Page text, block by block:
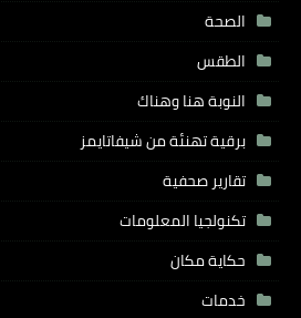
الصحة
الطقس
النوبة هنا وهناك
برقية تهنئة من شيفاتايمز
تقارير صحفية
تكنولجيا المعلومات
حكاية مكان
خدمات